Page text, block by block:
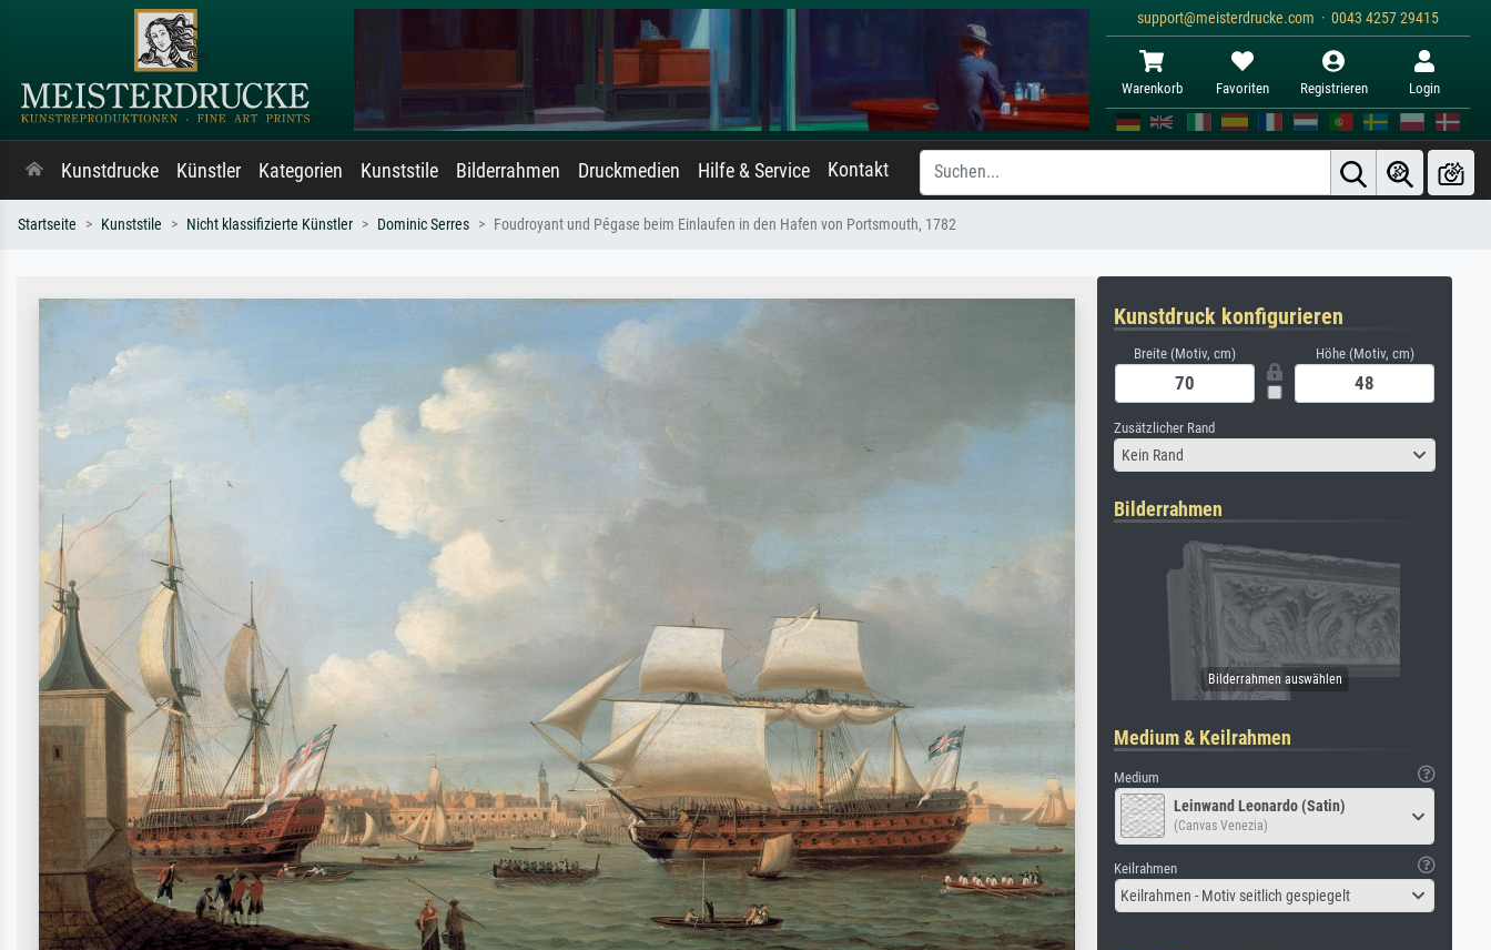
support@meisterdrucke.com · 0043 4257 29415
Warenkorb Favoriten Registrieren Login
Kunstdrucke Künstler Kategorien Kunststile Bilderrahmen Druckmedien Hilfe & Service Kontakt
Startseite Kunststile Nicht klassifizierte Künstler Dominic Serres Foudroyant und Pégase beim Einlaufen in den Hafen von Portsmouth, 1782
Kunstdruck konfigurieren
Breite (Motiv, cm) Höhe (Motiv, cm)
Zusätzlicher Rand
Kein Rand
Bilderrahmen
Medium & Keilrahmen
Medium
Leinwand Leonardo (Satin)
(Canvas Venezia)
Keilrahmen
Keilrahmen - Motiv seitlich gespiegelt